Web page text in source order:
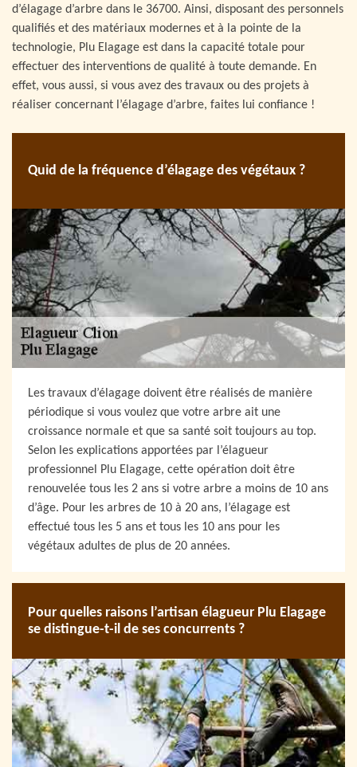
d’élagage d’arbre dans le 36700. Ainsi, disposant des personnels
qualifiés et des matériaux modernes et à la pointe de la
technologie, Plu Elagage est dans la capacité totale pour
effectuer des interventions de qualité à toute demande. En
effet, vous aussi, si vous avez des travaux ou des projets à
réaliser concernant l’élagage d’arbre, faites lui confiance !
Quid de la fréquence d’élagage des végétaux ?
Les travaux d’élagage doivent être réalisés de manière
périodique si vous voulez que votre arbre ait une
croissance normale et que sa santé soit toujours au top.
Selon les explications apportées par l’élagueur
professionnel Plu Elagage, cette opération doit être
renouvelée tous les 2 ans si votre arbre a moins de 10 ans
d’âge. Pour les arbres de 10 à 20 ans, l’élagage est
effectué tous les 5 ans et tous les 10 ans pour les
végétaux adultes de plus de 20 années.
Pour quelles raisons l’artisan élagueur Plu Elagage
se distingue-t-il de ses concurrents ?